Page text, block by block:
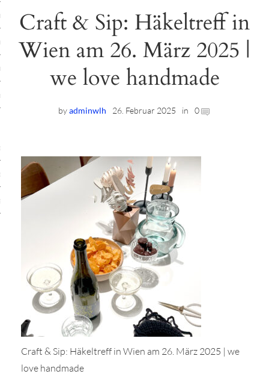
Workshops
Location
Workshops
Craft & Sip: Häkeltreff in
Wien am 26. März 2025 |
we love handmade
byadminwlh 26. Februar 2025 in 0
Craft & Sip: Häkeltreff in Wien am 26. März 2025 | we
love handmade